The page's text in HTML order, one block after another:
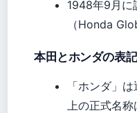
1948年9月に
（Honda
本田とホンダの表
「ホンダ」
上の正式名